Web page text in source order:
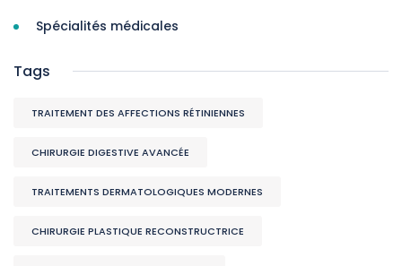
Spécialités médicales
Tags
TRAITEMENT DES AFFECTIONS RÉTINIENNES
CHIRURGIE DIGESTIVE AVANCÉE
TRAITEMENTS DERMATOLOGIQUES MODERNES
CHIRURGIE PLASTIQUE RECONSTRUCTRICE